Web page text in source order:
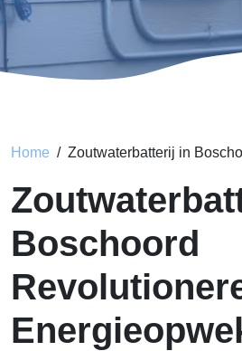
Home Zoutwaterbatterij in
Boschoord